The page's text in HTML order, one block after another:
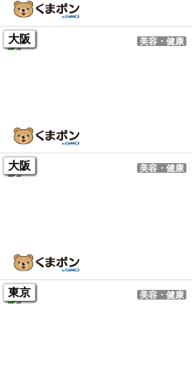
大阪
美容・健康
大阪
美容・健康
東京
美容・健康